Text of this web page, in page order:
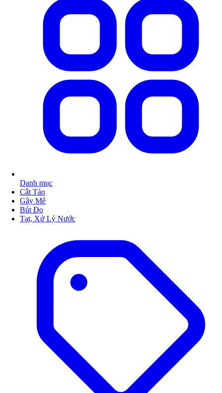
Danh mục
Cắt Tảo
Gây Mê
Bút Đo
Tạt, Xử Lý Nước